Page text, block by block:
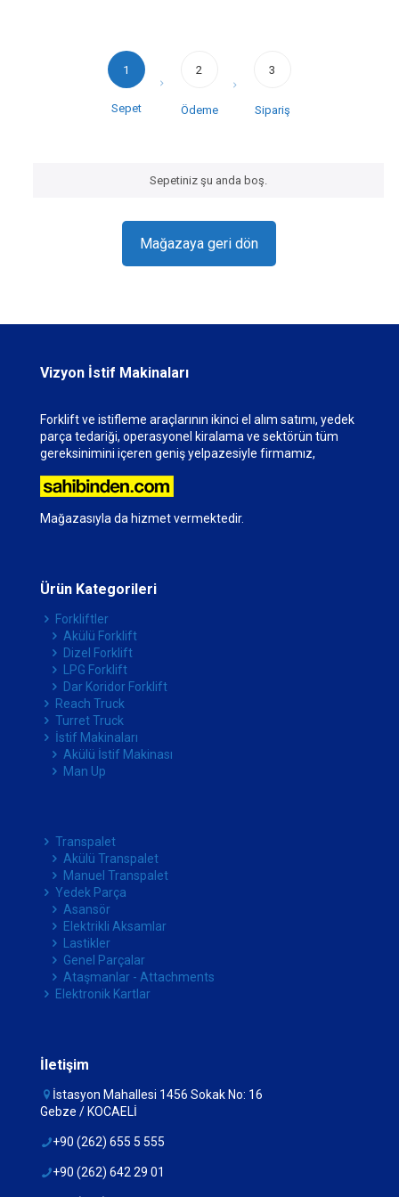
1
Sepet
2
Ödeme
3
Sipariş
Sepetiniz şu anda boş.
Mağazaya geri dön
Vizyon İstif Makinaları
Forklift ve istifleme araçlarının ikinci el alım satımı, yedek
parça tedariği, operasyonel kiralama ve sektörün tüm
gereksinimini içeren geniş yelpazesiyle firmamız,
Mağazasıyla da hizmet vermektedir.
Ürün Kategorileri
Forkliftler
Akülü Forklift
Dizel Forklift
LPG Forklift
Dar Koridor Forklift
Reach Truck
Turret Truck
İstif Makinaları
Akülü İstif Makinası
Man Up
Transpalet
Akülü Transpalet
Manuel Transpalet
Yedek Parça
Asansör
Elektrikli Aksamlar
Lastikler
Genel Parçalar
Ataşmanlar - Attachments
Elektronik Kartlar
İletişim
İstasyon Mahallesi 1456 Sokak No: 16
Gebze / KOCAELİ
+90 (262) 655 5 555
+90 (262) 642 29 01